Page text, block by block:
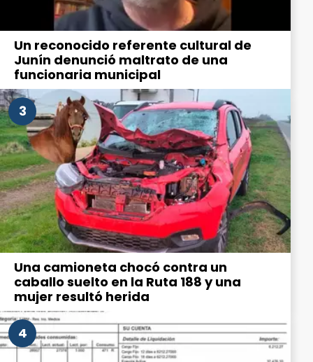
Un reconocido referente cultural de
Junín denunció maltrato de una
funcionaria municipal
3
Una camioneta chocó contra un
caballo suelto en la Ruta 188 y una
mujer resultó herida
4